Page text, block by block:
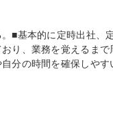
■基本的に定時出社、
り、業務を覚えるま
分の時間を確保しやす